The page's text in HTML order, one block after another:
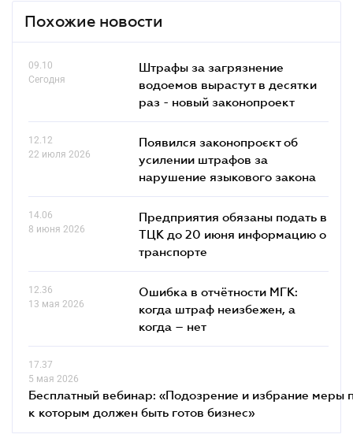
Похожие новости
09.10
Сегодня
Штрафы за загрязнение
водоемов вырастут в десятки
раз - новый законопроект
12.12
22 июля 2026
Появился законопроєкт об
усилении штрафов за
нарушение языкового закона
14.06
8 июня 2026
Предприятия обязаны подать в
ТЦК до 20 июня информацию о
транспорте
12.36
13 мая 2026
Ошибка в отчётности МГК:
когда штраф неизбежен, а
когда – нет
17.37
5 мая 2026
Бесплатный вебинар: «Подозрение и избрание меры
к которым должен быть готов бизнес»